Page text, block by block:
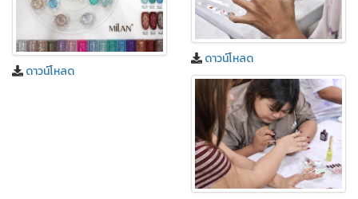
ดาวน์โหลด
ดาวน์โหลด